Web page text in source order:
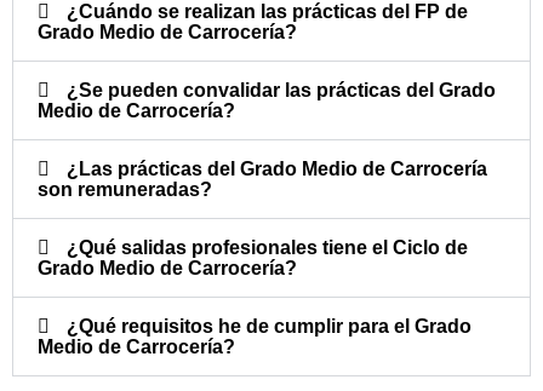
¿Cuándo se realizan las prácticas del FP de
Grado Medio de Carrocería?​
¿Se pueden convalidar las prácticas del Grado
Medio de Carrocería?​
¿Las prácticas del Grado Medio de Carrocería
son remuneradas?​
¿Qué salidas profesionales tiene el Ciclo de
Grado Medio de Carrocería?​
¿Qué requisitos he de cumplir para el Grado
Medio de Carrocería?